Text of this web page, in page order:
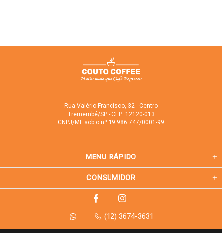
Rua Valério Francisco, 32 - Centro
Tremembé/SP - CEP: 12120-013
CNPJ/MF sob o nº 19.986.747/0001-99
MENU RÁPIDO
CONSUMIDOR
(12) 3674-3631